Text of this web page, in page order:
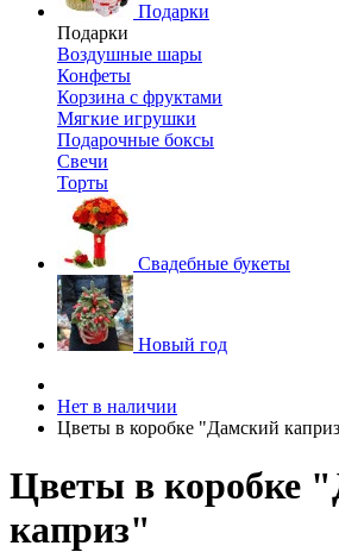
Подарки
Подарки
Воздушные шары
Конфеты
Корзина с фруктами
Мягкие игрушки
Подарочные боксы
Свечи
Торты
Свадебные букеты
Новый год
Нет в наличии
Цветы в коробке "Дамский
Цветы в коробке
каприз"